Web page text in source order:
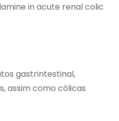
in acute renal colic
gastrintestinal,
assim como cólicas